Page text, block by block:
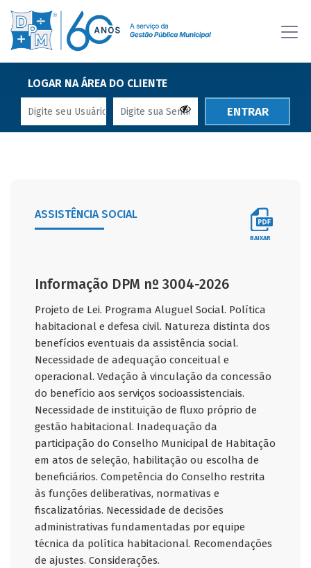
LOGAR NA ÁREA DO CLIENTE
ENTRAR
ASSISTÊNCIA SOCIAL
BAIXAR
Informação DPM nº 3004-2026
Projeto de Lei. Programa Aluguel Social. Política
habitacional e defesa civil. Natureza distinta dos
benefícios eventuais da assistência social.
Necessidade de adequação conceitual e
operacional. Vedação à vinculação da concessão
do benefício aos serviços socioassistenciais.
Necessidade de instituição de fluxo próprio de
gestão habitacional. Inadequação da
participação do Conselho Municipal de Habitação
em atos de seleção, habilitação ou escolha de
beneficiários. Competência do Conselho restrita
às funções deliberativas, normativas e
fiscalizatórias. Necessidade de decisões
administrativas fundamentadas por equipe
técnica da política habitacional. Recomendações
de ajustes. Considerações.